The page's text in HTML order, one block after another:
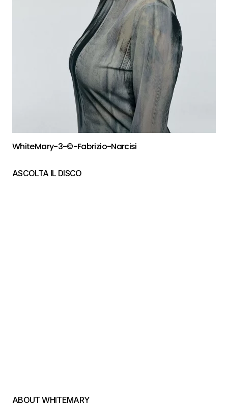
WhiteMary-3-©-Fabrizio-Narcisi
ASCOLTA IL DISCO
ABOUT WHITEMARY